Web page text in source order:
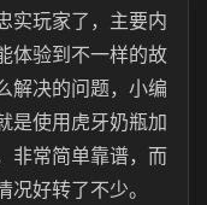
实玩家了，主要内
体验到不一样的故
解决的问题，小编
是使用虎牙奶瓶加
非常简单靠谱，而
好转了不少。